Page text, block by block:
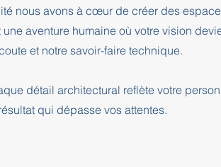
nous avons à cœur de créer des
aventure humaine où votre vision
et notre savoir-faire technique.
détail architectural reflète votre
qui dépasse vos attentes.